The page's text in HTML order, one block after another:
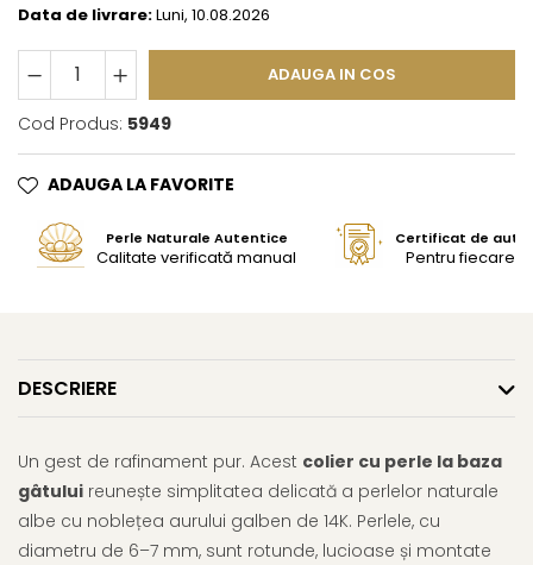
Data de livrare:Luni, 10.08.2026
ADAUGA IN COS
Cod Produs: 5949
ADAUGA LA FAVORITE
Perle Naturale Autentice
Calitate verificată manual
Certificat de
Pentru fiecare
DESCRIERE
Un gest de rafinament pur. Acest colier cu perle la baza
gâtului reunește simplitatea delicată a perlelor naturale
albe cu noblețea aurului galben de 14K. Perlele, cu
diametru de 6–7 mm, sunt rotunde, lucioase și montate